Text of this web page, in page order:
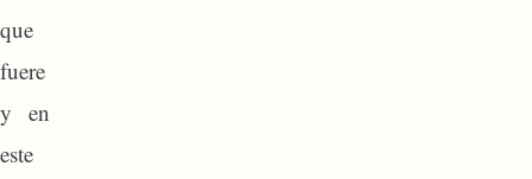
que
fuere
y en
este